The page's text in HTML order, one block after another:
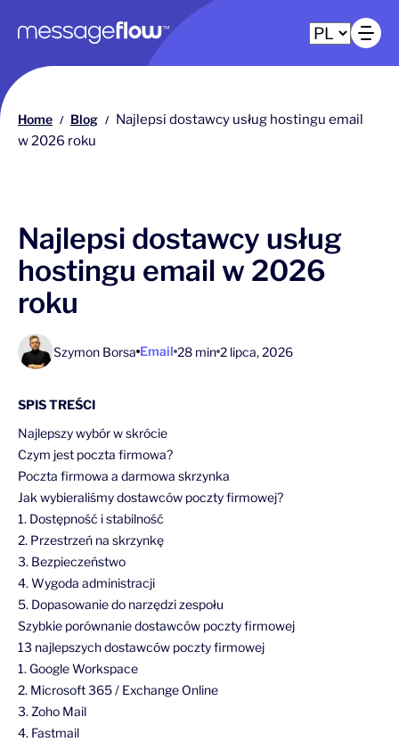
Główna nawigacja
Home / Blog / Najlepsi dostawcy usług hostingu email
w 2026 roku
Najlepsi dostawcy usług
hostingu email w 2026
roku
Szymon Borsa Email 28 min 2 lipca, 2026
SPIS TREŚCI
Najlepszy wybór w skrócie
Czym jest poczta firmowa?
Poczta firmowa a darmowa skrzynka
Jak wybieraliśmy dostawców poczty firmowej?
1. Dostępność i stabilność
2. Przestrzeń na skrzynkę
3. Bezpieczeństwo
4. Wygoda administracji
5. Dopasowanie do narzędzi zespołu
Szybkie porównanie dostawców poczty firmowej
13 najlepszych dostawców poczty firmowej
1. Google Workspace
2. Microsoft 365 / Exchange Online
3. Zoho Mail
4. Fastmail